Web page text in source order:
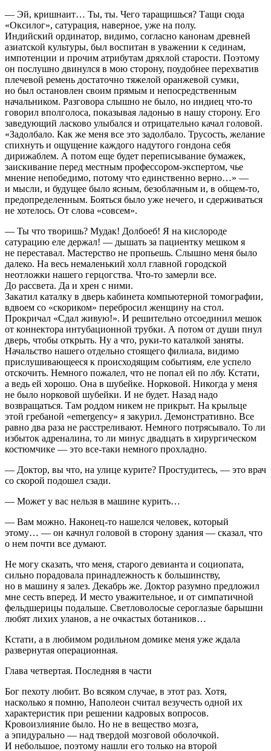
— Эй, кришнаит… Ты, ты. Чего таращишься? Тащи сюда
«Оксилог», сатурация, наверное, уже на полу.
Индийский ординатор, видимо, согласно канонам древней
азиатской культуры, был воспитан в уважении к сединам,
импотенции и прочим атрибутам дряхлой старости. Поэтому
он послушно двинулся в мою сторону, поудобнее перехватив
плечевой ремень достаточно тяжелой оранжевой сумки,
но был остановлен своим прямым и непосредственным
начальником. Разговора слышно не было, но индиец что-то
говорил вполголоса, показывая ладонью в нашу сторону. Его
заведующий ласково улыбался и отрицательно качал головой.
«Задолбало. Как же меня все это задолбало. Трусость, желание
спихнуть и ощущение каждого надутого гондона себя
дирижаблем. А потом еще будет переписывание бумажек,
заискивание перед местным профессором-экспертом, чье
мнение непобедимо, потому что единственно верно…» —
и мысли, и будущее было ясным, безоблачным и, в общем-то,
предопределенным. Бояться было уже нечего, и сдерживаться
не хотелось. От слова «совсем».
— Ты что творишь? Мудак! Долбоеб! Я на кислороде
сатурацию еле держал! — дышать за пациентку мешком я
не переставал. Мастерство не пропьешь. Слышно меня было
далеко. На весь немаленький холл главной городской
неотложки нашего герцогства. Что-то замерли все.
До рассвета. Да и хрен с ними.
Закатил каталку в дверь кабинета компьютерной томографии,
вдвоем со «скориком» перебросил женщину на стол.
Прокричал «Сдал живую!». И решительно отсоединил мешок
от коннектора интубационной трубки. А потом от души пнул
дверь, чтобы открыть. Ну а что, руки-то каталкой заняты.
Начальство нашего отдельно стоящего филиала, видимо
прислушивающееся к происходящим событиям, еле успело
отскочить. Немного пожалел, что не попал ей по лбу. Кстати,
а ведь ей хорошо. Она в шубейке. Норковой. Никогда у меня
не было норковой шубейки. И не будет. Назад надо
возвращаться. Там роддом никем не прикрыт. На крыльце
этой гребаной «emergency» я закурил. Демонстративно. Все
равно два раза не расстреливают. Немного потрясывало. То ли
избыток адреналина, то ли минус двадцать в хирургическом
костюмчике — это все-таки немного прохладно.
— Доктор, вы что, на улице курите? Простудитесь, — это врач
со скорой подошел сзади.
— Может у вас нельзя в машине курить…
— Вам можно. Наконец-то нашелся человек, который
этому… — он качнул головой в сторону здания — сказал, что
о нем почти все думают.
Не могу сказать, что меня, старого девианта и социопата,
сильно порадовала принадлежность к большинству,
но в машину я залез. Декабрь же. Доктор разумно предложил
мне сесть вперед. И место уважительное, и от симпатичной
фельдшерицы подальше. Светловолосые сероглазые барышни
любят лихих уланов, а не очкастых ботаников…
Кстати, а в любимом родильном домике меня уже ждала
развернутая операционная.
Глава четвертая. Последняя в части
Бог пехоту любит. Во всяком случае, в этот раз. Хотя,
насколько я помню, Наполеон считал везучесть одной их
характеристик при решении кадровых вопросов.
Кровоизлияние было. Но не в вещество мозга,
а эпидурально — над твердой мозговой оболочкой.
И небольшое, поэтому нашли его только на второй